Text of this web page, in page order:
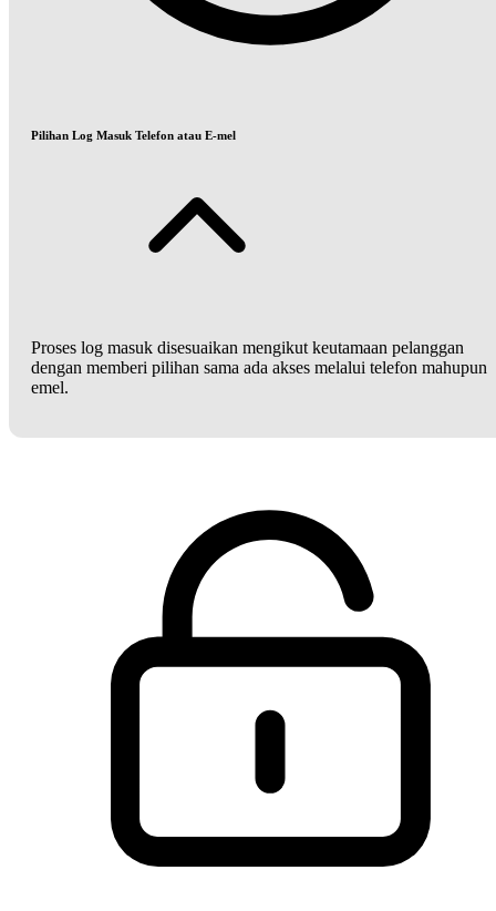
Pilihan Log Masuk Telefon atau E-mel
Proses log masuk disesuaikan mengikut keutamaan pelanggan
dengan memberi pilihan sama ada akses melalui telefon mahupun
emel.